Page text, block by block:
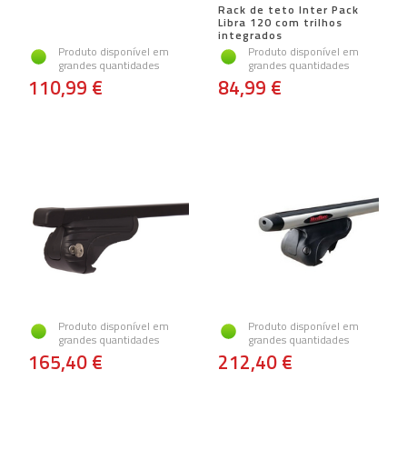
Produto disponível em
grandes quantidades
110,99 €
Rack de teto Inter Pack
Libra 120 com trilhos
integrados
Produto disponível em
grandes quantidades
84,99 €
Produto disponível em
grandes quantidades
165,40 €
Produto disponível em
grandes quantidades
212,40 €